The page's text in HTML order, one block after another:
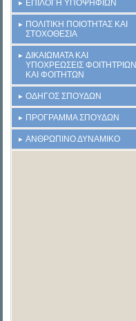
ΕΠΙΛΟΓΗ ΥΠΟΨΗΦΙΩΝ
ΠΟΛΙΤΙΚΗ ΠΟΙΟΤΗΤΑΣ ΚΑΙ
ΣΤΟΧΟΘΕΣΙΑ
ΔΙΚΑΙΩΜΑΤΑ ΚΑΙ
ΥΠΟΧΡΕΩΣΕΙΣ ΦΟΙΤΗΤΡΙΩΝ
ΚΑΙ ΦΟΙΤΗΤΩΝ
ΟΔΗΓΟΣ ΣΠΟΥΔΩΝ
ΠΡΟΓΡΑΜΜΑ ΣΠΟΥΔΩΝ
ΑΝΘΡΩΠΙΝΟ ΔΥΝΑΜΙΚΟ